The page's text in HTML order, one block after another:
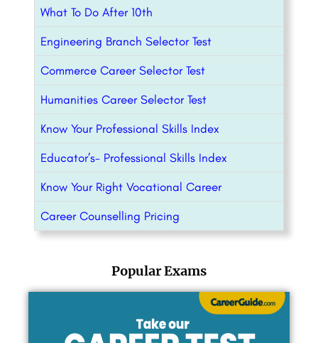
What To Do After 10th
Engineering Branch Selector Test
Commerce Career Selector Test
Humanities Career Selector Test
Know Your Professional Skills Index
Educator’s- Professional Skills Index
Know Your Right Vocational Career
Career Counselling Pricing
Popular Exams